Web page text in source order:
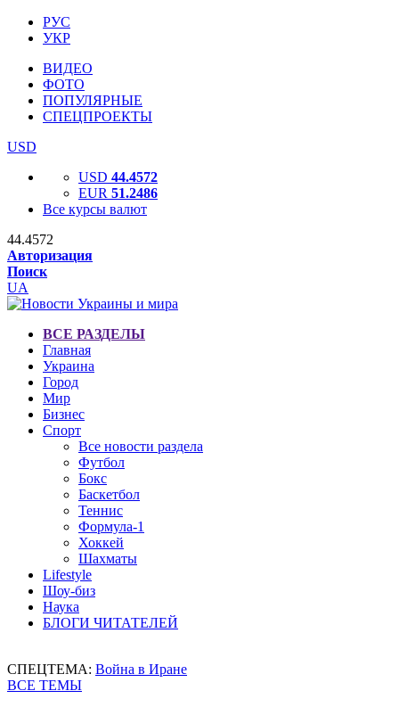
РУС
УКР
ВИДЕО
ФОТО
ПОПУЛЯРНЫЕ
СПЕЦПРОЕКТЫ
USD
USD 44.4572
EUR 51.2486
Все курсы валют
44.4572
Авторизация
Поиск
UA
ВСЕ РАЗДЕЛЫ
Главная
Украина
Город
Мир
Бизнес
Спорт
Все новости раздела
Футбол
Бокс
Баскетбол
Теннис
Формула-1
Хоккей
Шахматы
Lifestyle
Шоу-биз
Наука
БЛОГИ ЧИТАТЕЛЕЙ
СПЕЦТЕМА: Война в Иране
ВСЕ ТЕМЫ